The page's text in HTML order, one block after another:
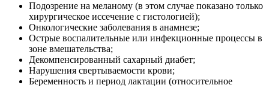
Подозрение на меланому (в этом случае показано только
хирургическое иссечение с гистологией);
Онкологические заболевания в анамнезе;
Острые воспалительные или инфекционные процессы в
зоне вмешательства;
Декомпенсированный сахарный диабет;
Нарушения свертываемости крови;
Беременность и период лактации (относительное